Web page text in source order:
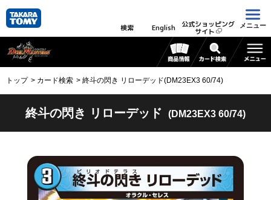
検索 English 公式ショッピング
サイト
メニュー
トップ カード検索 終斗の閃き リローデッド(DM23EX3 60/74)
終斗の閃き リローデッド (DM23EX3 60/74)